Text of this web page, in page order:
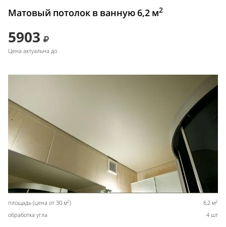
Матовый потолок в ванную 6,2 м2
5903
Цена актуальна до
площадь (цена от 30 м2) 6,2 м2
обработка угла 4 шт